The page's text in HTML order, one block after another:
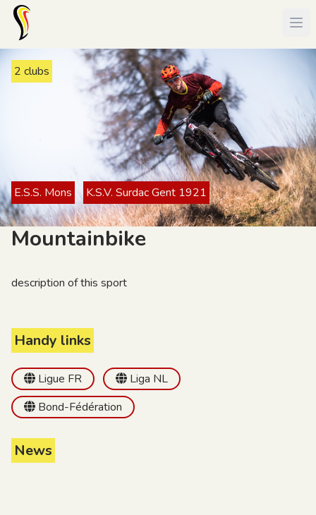
2 clubs
E.S.S. Mons K.S.V. Surdac Gent 1921
Mountainbike
description of this sport
Handy links
Ligue FR
Liga NL
Bond-Fédération
News